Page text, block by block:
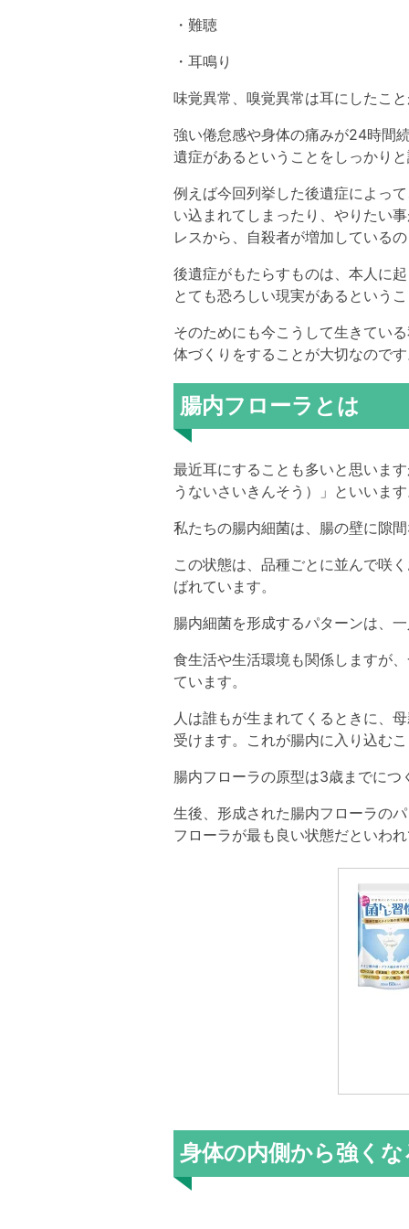
・難聴
・耳鳴り
味覚異常、嗅覚異常は耳にしたこ
強い倦怠感や身体の痛みが24時間
遺症があるということをしっかり
例えば今回列挙した後遺症によっ
い込まれてしまったり、やりたい
レスから、自殺者が増加している
後遺症がもたらすものは、本人に
とても恐ろしい現実があるという
そのためにも今こうして生きてい
体づくりをすることが大切なので
腸内フローラとは
最近耳にすることも多いと思いま
うないさいきんそう）」といいま
私たちの腸内細菌は、腸の壁に隙
この状態は、品種ごとに並んで咲
ばれています。
腸内細菌を形成するパターンは、
食生活や生活環境も関係しますが
ています。
人は誰もが生まれてくるときに、
受けます。これが腸内に入り込む
腸内フローラの原型は3歳までに
生後、形成された腸内フローラの
フローラが最も良い状態だといわ
身体の内側から強く